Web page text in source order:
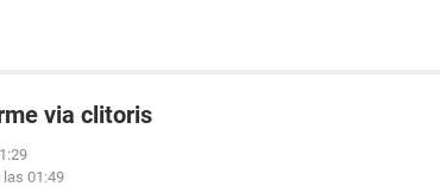
via clitoris
las 01:49